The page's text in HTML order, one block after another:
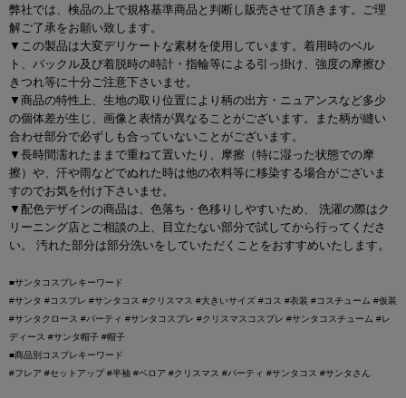
弊社では、検品の上で規格基準商品と判断し販売させて頂きます。ご理
解ご了承をお願い致します。
▼この製品は大変デリケートな素材を使用しています。着用時のベル
ト、バックル及び着脱時の時計・指輪等による引っ掛け、強度の摩擦ひ
きつれ等に十分ご注意下さいませ。
▼商品の特性上、生地の取り位置により柄の出方・ニュアンスなど多少
の個体差が生じ、画像と表情が異なることがございます。また柄が縫い
合わせ部分で必ずしも合っていないことがございます。
▼長時間濡れたままで重ねて置いたり、摩擦（特に湿った状態での摩
擦）や、汗や雨などでぬれた時は他の衣料等に移染する場合がございま
すのでお気を付け下さいませ。
▼配色デザインの商品は、色落ち・色移りしやすいため、 洗濯の際はク
リーニング店とご相談の上、目立たない部分で試してから行ってくださ
い。 汚れた部分は部分洗いをしていただくことをおすすめいたします。
■サンタコスプレキーワード
#サンタ #コスプレ #サンタコス #クリスマス #大きいサイズ #コス #衣装 #コスチューム #仮装
#サンタクロース #パーティ #サンタコスプレ #クリスマスコスプレ #サンタコスチューム #レ
ディース #サンタ帽子 #帽子
■商品別コスプレキーワード
#フレア #セットアップ #半袖 #ベロア #クリスマス #パーティ #サンタコス #サンタさん